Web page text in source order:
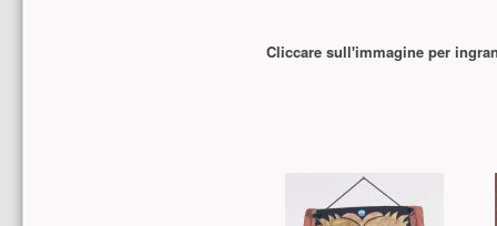
Cliccare sull'immagine per